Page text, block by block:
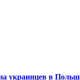
украинцев в